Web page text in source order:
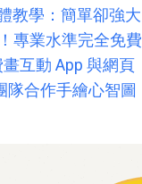
教學：簡單卻強大
專業水準完全免費
互動 App 與網頁
隊合作手繪心智圖